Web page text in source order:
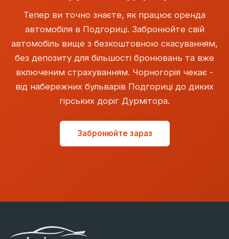
автомобіль чекає, незалежно від того, коли ви
приземлитеся.
Тепер ви точно знаєте, як працює оренда
автомобіля в Подгориці. Забронюйте свій
автомобіль вище з безкоштовною скасуванням,
без депозиту для більшості бронювань та вже
включеним страхуванням. Чорногорія чекає -
від набережних бульварів Подгориці до диких
гірських доріг Дурмітора.
Забронюйте зараз